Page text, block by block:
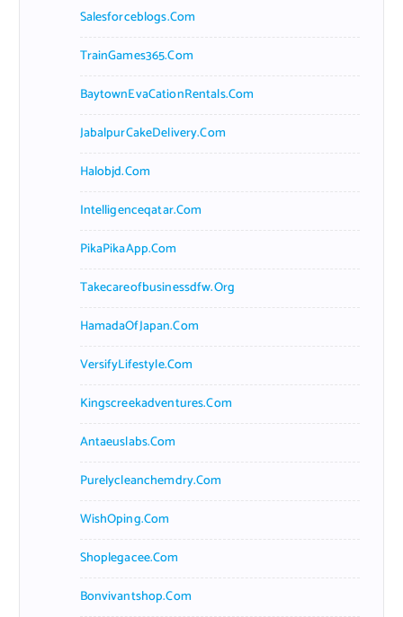
Salesforceblogs.com
TrainGames365.com
BaytownEvaCationRentals.com
JabalpurCakeDelivery.com
Halobjd.com
Intelligenceqatar.com
PikaPikaApp.com
Takecareofbusinessdfw.org
HamadaOfJapan.com
VersifyLifestyle.com
Kingscreekadventures.com
Antaeuslabs.com
Purelycleanchemdry.com
WishOping.com
Shoplegacee.com
Bonvivantshop.com